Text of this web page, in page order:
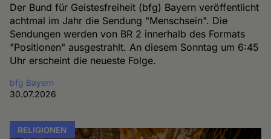
Der Bund für Geistesfreiheit (bfg) Bayern veröffentlicht
achtmal im Jahr die Sendung "Menschsein". Die
Sendungen werden von BR 2 innerhalb des Formats
"Positionen" ausgestrahlt. An diesem Sonntag um 6:45
Uhr erscheint die neueste Folge.
bfg Bayern
30.07.2026
RELIGIONEN